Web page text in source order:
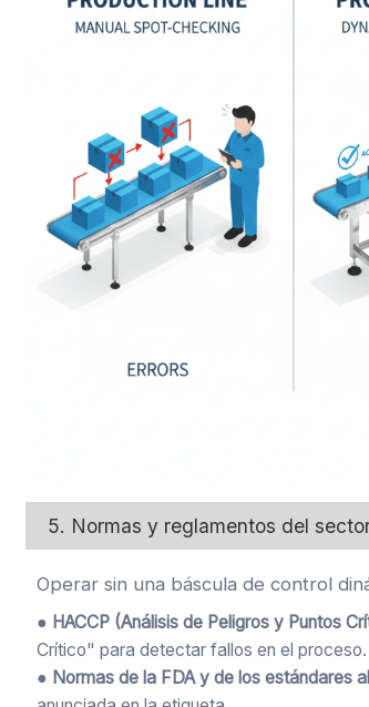
5. Normas y reglamentos del
Operar sin una báscula de control
● HACCP (Análisis de Peligros y Puntos
Crítico" para detectar fallos en el proceso.
● Normas de la FDA y de los estándares